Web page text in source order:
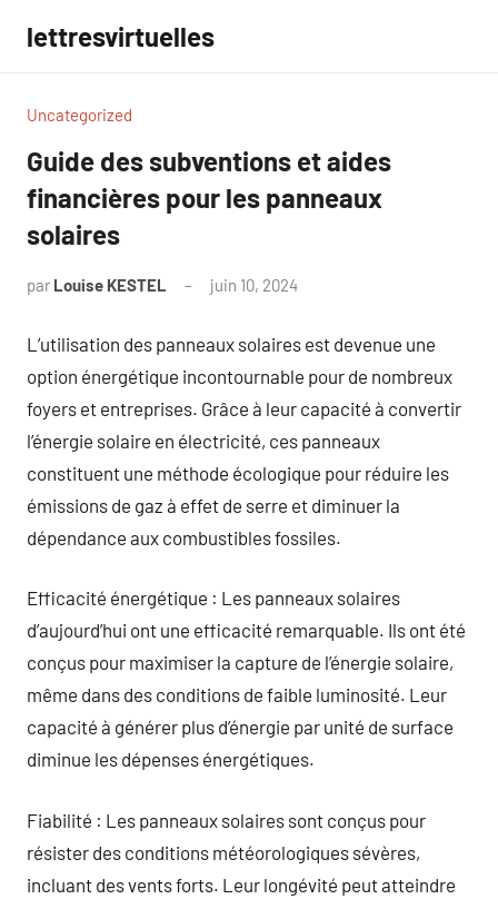
contenu
lettresvirtuelles
Uncategorized
Guide des subventions et aides
financières pour les panneaux
solaires
par Louise KESTEL juin 10, 2024
L’utilisation des panneaux solaires est devenue une
option énergétique incontournable pour de nombreux
foyers et entreprises. Grâce à leur capacité à convertir
l’énergie solaire en électricité, ces panneaux
constituent une méthode écologique pour réduire les
émissions de gaz à effet de serre et diminuer la
dépendance aux combustibles fossiles.
Efficacité énergétique : Les panneaux solaires
d’aujourd’hui ont une efficacité remarquable. Ils ont été
conçus pour maximiser la capture de l’énergie solaire,
même dans des conditions de faible luminosité. Leur
capacité à générer plus d’énergie par unité de surface
diminue les dépenses énergétiques.
Fiabilité : Les panneaux solaires sont conçus pour
résister des conditions météorologiques sévères,
incluant des vents forts. Leur longévité peut atteindre